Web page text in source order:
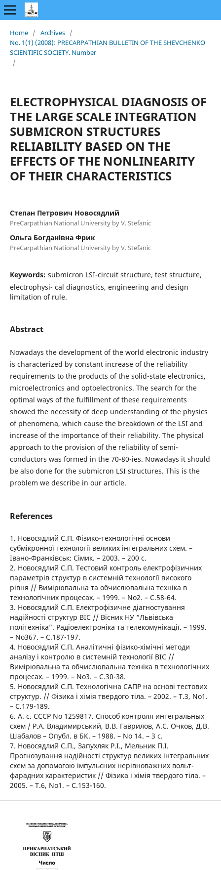
Home / Archives /
No. 1(1) (2008): PRECARPATHIAN BULLETIN OF THE SHEVCHENKO
SCIENTIFIC SOCIETY. Number
/
ELECTROPHYSICAL DIAGNOSIS OF
THE LARGE SCALE INTEGRATION
SUBMICRON STRUCTURES
RELIABILITY BASED ON THE
EFFECTS OF THE NONLINEARITY
OF THEIR CHARACTERISTICS
Степан Петрович Новосядлий
PreCarpathian National University by V. Stefanic
Ольга Богданівна Фрик
PreCarpathian National University by V. Stefanic
Keywords: submicron LSI-circuit structure, test structure,
electrophysi- cal diagnostics, engineering and design
limitation of rule.
Abstract
Nowadays the development of the world electronic industry
is characterized by constant increase of the reliability
requirements to the products of the solid-state electronics,
microelectronics and optoelectronics. The search for the
optimal ways of the fulfillment of these requirements
showed the necessity of deep understanding of the physics
of phenomena, which cause the breakdown of the LSI and
increase of the importance of their reliability. The physical
approach to the provision of the reliability of semi-
conductors was formed in the 70-80-ies. Nowadays it should
be also done for the submicron LSI structures. This is the
problem we describe in our article.
References
1. Новосядлий С.П. Фізико-технологічні основи
субмікронної технології великих інтегральних схем. –
Івано-Франківськ: Сімик. – 2003. – 200 с.
2. Новосядлий С.П. Тестовий контроль електрофізичних
параметрів структур в системній технології високого
рівня // Вимірювальна та обчислювальна техніка в
технологічних процесах. – 1999. – No2. – С.58-64.
3. Новосядлий С.П. Електрофізичне діагностування
надійності структур ВІС // Вісник НУ “Львівська
політехніка”. Радіоелектроніка та телекомунікації. – 1999.
– No367. – С.187-197.
4. Новосядлий С.П. Аналітичні фізико-хімічні методи
аналізу і контролю в системній технології ВІС //
Вимірювальна та обчислювальна техніка в технологічних
процесах. – 1999. – No3. – С.30-38.
5. Новосядлий С.П. Технологічна САПР на основі тестових
структур. // Фізика і хімія твердого тіла. – 2002. – Т.3, No1.
– С.179-189.
6. А. с. СССР No 1259817. Способ контроля интегральных
схем / Р.А. Владимирський, В.В. Гаврилов, А.С. Очков, Д.В.
Шабалов – Опубл. в БК. – 1988. – No 14. – 3 с.
7. Новосядлий С.П., Запухляк Р.І., Мельник П.І.
Прогнозування надійності структур великих інтегральних
схем за допомогою імпульсних нерівноважних вольт-
фарадних характеристик // Фізика і хімія твердого тіла. –
2005. – Т.6, No1. – С.153-160.